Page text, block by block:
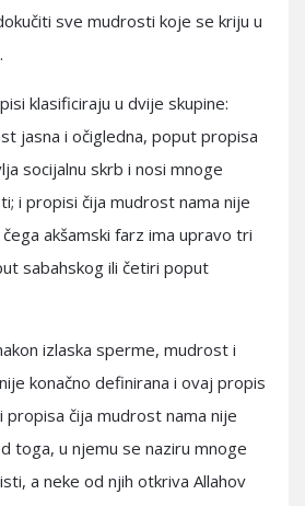
sve mudrosti koje se kriju u
klasificiraju u dvije skupine:
jasna i očigledna, poput propisa
socijalnu skrb i nosi mnoge
i propisi čija mudrost nama nije
akšamski farz ima upravo tri
sabahskog ili četiri poput
izlaska sperme, mudrost i
konačno definirana i ovaj propis
propisa čija mudrost nama nije
toga, u njemu se naziru mnoge
a neke od njih otkriva Allahov